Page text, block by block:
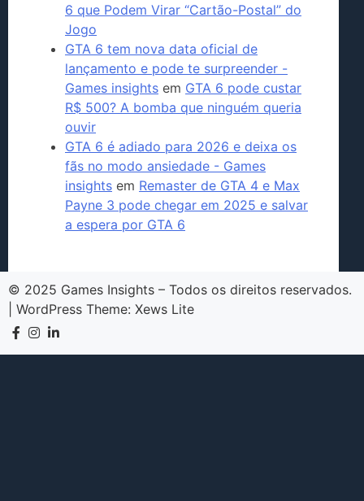
6 que Podem Virar “Cartão-Postal” do
Jogo
GTA 6 tem nova data oficial de
lançamento e pode te surpreender -
Games insights em GTA 6 pode custar
R$ 500? A bomba que ninguém queria
ouvir
GTA 6 é adiado para 2026 e deixa os
fãs no modo ansiedade - Games
insights em Remaster de GTA 4 e Max
Payne 3 pode chegar em 2025 e salvar
a espera por GTA 6
© 2025 Games Insights – Todos os direitos reservados.
WordPress Theme: Xews Lite